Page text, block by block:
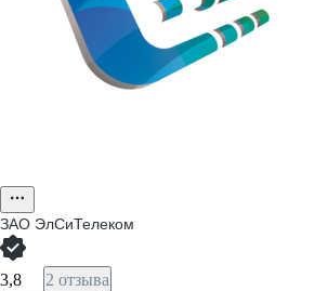
ЗАО ЭлСиТелеком
3,8 2 отзыва